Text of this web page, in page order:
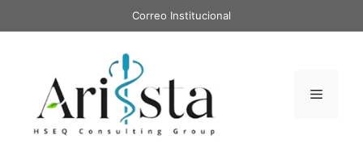
al
Correo Institucional
Menú